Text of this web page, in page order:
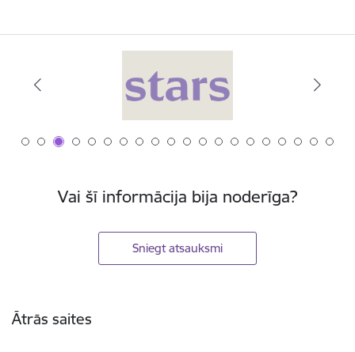
Vai šī informācija bija noderīga?
Sniegt atsauksmi
Ātrās saites